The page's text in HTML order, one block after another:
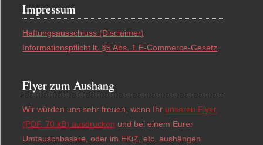
Impressum
Haftungsausschluss (Disclaimer)
Informationspflicht lt. §5 Abs. 1 E-Commerce-Gesetz.
Flyer zum Aushang
Wir würden uns sehr freuen, wenn Ihr unseren Flyer
(PDF, 70 kB) ausdrucken und bei einem Eurer
Umtauschbasare, oder im EKiZ, etc. aushängen